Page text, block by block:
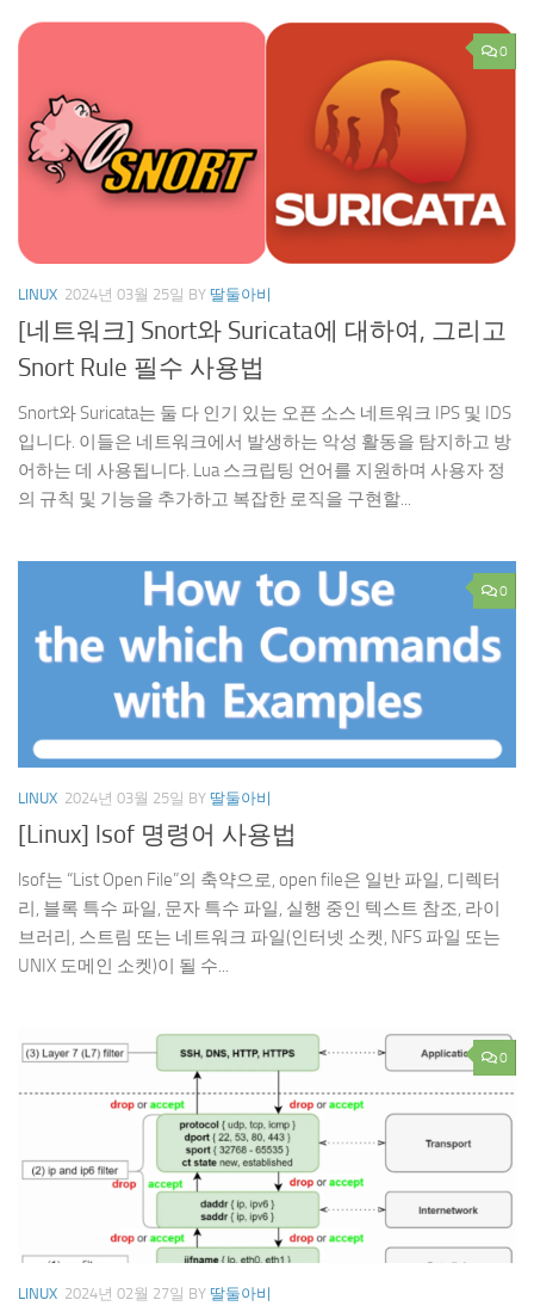
0
LINUX 2024년 03월 25일 BY 딸둘아비
[네트워크] Snort와 Suricata에 대하여, 그리고
Snort Rule 필수 사용법
Snort와 Suricata는 둘 다 인기 있는 오픈 소스 네트워크 IPS 및 IDS
입니다. 이들은 네트워크에서 발생하는 악성 활동을 탐지하고 방
어하는 데 사용됩니다. Lua 스크립팅 언어를 지원하며 사용자 정
의 규칙 및 기능을 추가하고 복잡한 로직을 구현할...
0
LINUX 2024년 03월 25일 BY 딸둘아비
[Linux] lsof 명령어 사용법
lsof는 “List Open File”의 축약으로, open file은 일반 파일, 디렉터
리, 블록 특수 파일, 문자 특수 파일, 실행 중인 텍스트 참조, 라이
브러리, 스트림 또는 네트워크 파일(인터넷 소켓, NFS 파일 또는
UNIX 도메인 소켓)이 될 수...
0
LINUX 2024년 02월 27일 BY 딸둘아비